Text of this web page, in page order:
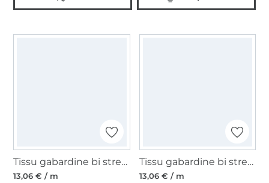
Tissu gabardine bi stretch, noir
13,06 € / m
Tissu gabardine bi stretch, marine
13,06 € / m